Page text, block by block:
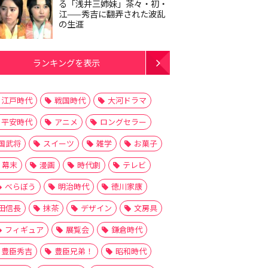
る「浅井三姉妹」茶々・初・
江——秀吉に翻弄された波乱
の生涯
ランキングを表示
江戸時代 戦国時代
大河ドラマ
平安時代
アニメ
ロングセラー
武将
スイーツ 雑学
お菓子
幕末
漫画 時代劇
テレビ
べらぼう
明治時代
徳川家康
信長
抹茶 デザイン
文房具
フィギュア
展覧会
鎌倉時代
豊臣秀吉
豊臣兄弟！
昭和時代